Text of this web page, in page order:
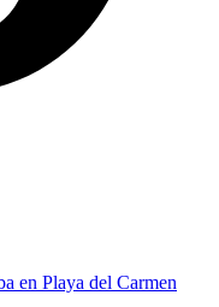
en Playa del Carmen